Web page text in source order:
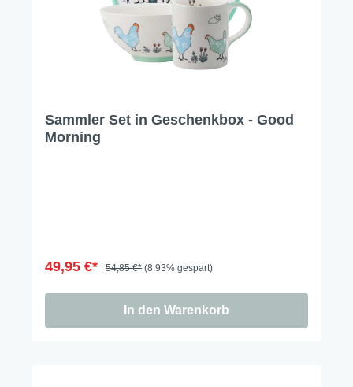
Sammler Set in Geschenkbox - Good
Morning
49,95 €* 54,85 €* (8.93% gespart)
In den Warenkorb